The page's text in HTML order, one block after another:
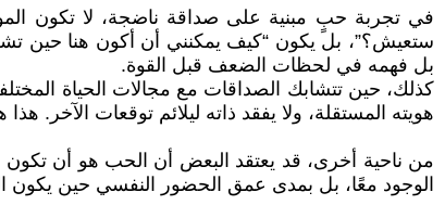
في تجربة حبٍ مبنية على صداقة ناضجة، لا تكون
ستعيش؟”، بل يكون “كيف يمكنني أن أكون هنا حين
بل فهمه في لحظات الضعف قبل القوة.
كذلك، حين تتشابك الصداقات مع مجالات الحياة
هويته المستقلة، ولا يفقد ذاته ليلائم توقعات الآخر.
من ناحية أخرى، قد يعتقد البعض أن الحب هو أن تكون
الوجود معًا، بل بمدى عمق الحضور النفسي حين يكون